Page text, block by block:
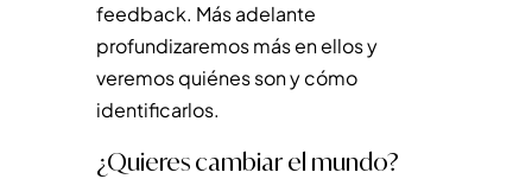
feedback. Más adelante
profundizaremos más en ellos y
veremos quiénes son y cómo
identificarlos.
¿Quieres cambiar el mundo?